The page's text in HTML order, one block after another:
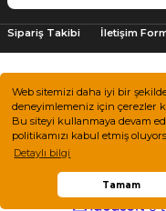
Web sitemizi daha iyi bir
deneyimlemeniz için çerezler
Bu siteyi kullanmaya devam
politikamızı kabul etmiş
Detaylı bilgi
Tamam
Sipariş Takibi İletişim
2025 © Tüm hakları